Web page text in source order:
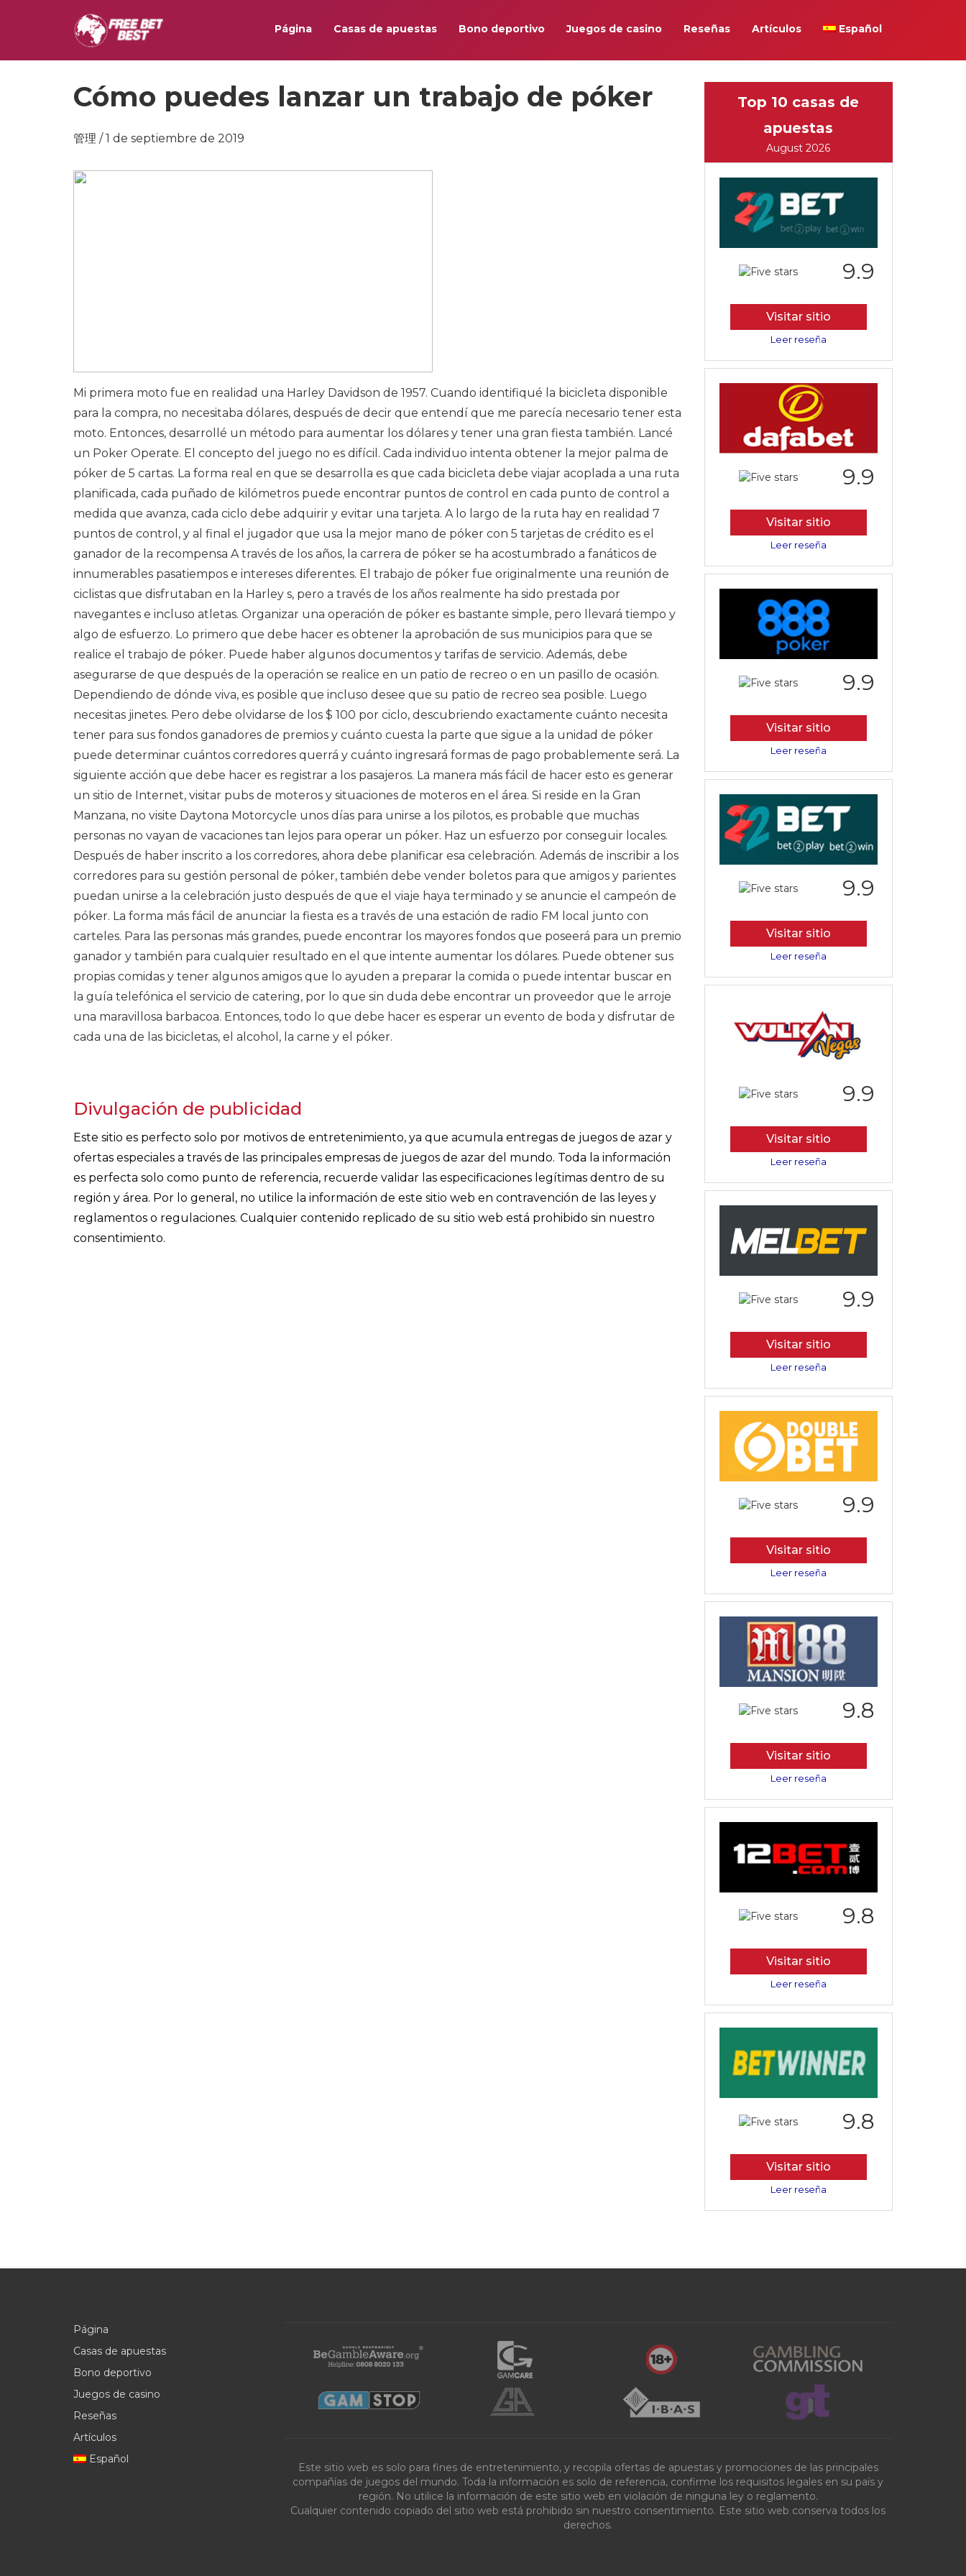
Página Casas de apuestas Bono deportivo Juegos de casino Reseñas Artículos Español
Cómo puedes lanzar un trabajo de póker
管理 / 1 de septiembre de 2019
Mi primera moto fue en realidad una Harley Davidson de 1957. Cuando identifiqué la bicicleta disponible
para la compra, no necesitaba dólares, después de decir que entendí que me parecía necesario tener esta
moto. Entonces, desarrollé un método para aumentar los dólares y tener una gran fiesta también. Lancé
un Poker Operate. El concepto del juego no es difícil. Cada individuo intenta obtener la mejor palma de
póker de 5 cartas. La forma real en que se desarrolla es que cada bicicleta debe viajar acoplada a una ruta
planificada, cada puñado de kilómetros puede encontrar puntos de control en cada punto de control a
medida que avanza, cada ciclo debe adquirir y evitar una tarjeta. A lo largo de la ruta hay en realidad 7
puntos de control, y al final el jugador que usa la mejor mano de póker con 5 tarjetas de crédito es el
ganador de la recompensa A través de los años, la carrera de póker se ha acostumbrado a fanáticos de
innumerables pasatiempos e intereses diferentes. El trabajo de póker fue originalmente una reunión de
ciclistas que disfrutaban en la Harley s, pero a través de los años realmente ha sido prestada por
navegantes e incluso atletas. Organizar una operación de póker es bastante simple, pero llevará tiempo y
algo de esfuerzo. Lo primero que debe hacer es obtener la aprobación de sus municipios para que se
realice el trabajo de póker. Puede haber algunos documentos y tarifas de servicio. Además, debe
asegurarse de que después de la operación se realice en un patio de recreo o en un pasillo de ocasión.
Dependiendo de dónde viva, es posible que incluso desee que su patio de recreo sea posible. Luego
necesitas jinetes. Pero debe olvidarse de los $ 100 por ciclo, descubriendo exactamente cuánto necesita
tener para sus fondos ganadores de premios y cuánto cuesta la parte que sigue a la unidad de póker
puede determinar cuántos corredores querrá y cuánto ingresará formas de pago probablemente será. La
siguiente acción que debe hacer es registrar a los pasajeros. La manera más fácil de hacer esto es generar
un sitio de Internet, visitar pubs de moteros y situaciones de moteros en el área. Si reside en la Gran
Manzana, no visite Daytona Motorcycle unos días para unirse a los pilotos, es probable que muchas
personas no vayan de vacaciones tan lejos para operar un póker. Haz un esfuerzo por conseguir locales.
Después de haber inscrito a los corredores, ahora debe planificar esa celebración. Además de inscribir a los
corredores para su gestión personal de póker, también debe vender boletos para que amigos y parientes
puedan unirse a la celebración justo después de que el viaje haya terminado y se anuncie el campeón de
póker. La forma más fácil de anunciar la fiesta es a través de una estación de radio FM local junto con
carteles. Para las personas más grandes, puede encontrar los mayores fondos que poseerá para un premio
ganador y también para cualquier resultado en el que intente aumentar los dólares. Puede obtener sus
propias comidas y tener algunos amigos que lo ayuden a preparar la comida o puede intentar buscar en
la guía telefónica el servicio de catering, por lo que sin duda debe encontrar un proveedor que le arroje
una maravillosa barbacoa. Entonces, todo lo que debe hacer es esperar un evento de boda y disfrutar de
cada una de las bicicletas, el alcohol, la carne y el póker.
Divulgación de publicidad
Este sitio es perfecto solo por motivos de entretenimiento, ya que acumula entregas de juegos de azar y
ofertas especiales a través de las principales empresas de juegos de azar del mundo. Toda la información
es perfecta solo como punto de referencia, recuerde validar las especificaciones legítimas dentro de su
región y área. Por lo general, no utilice la información de este sitio web en contravención de las leyes y
reglamentos o regulaciones. Cualquier contenido replicado de su sitio web está prohibido sin nuestro
consentimiento.
Top 10 casas de
apuestas
August 2026
9.9
Visitar sitio
Leer reseña
9.9
Visitar sitio
Leer reseña
9.9
Visitar sitio
Leer reseña
9.9
Visitar sitio
Leer reseña
9.9
Visitar sitio
Leer reseña
9.9
Visitar sitio
Leer reseña
9.9
Visitar sitio
Leer reseña
9.8
Visitar sitio
Leer reseña
9.8
Visitar sitio
Leer reseña
9.8
Visitar sitio
Leer reseña
Página
Casas de apuestas
Bono deportivo
Juegos de casino
Reseñas
Artículos
Español
Este sitio web es solo para fines de entretenimiento, y recopila ofertas de apuestas y promociones de las principales
compañías de juegos del mundo. Toda la información es solo de referencia, confirme los requisitos legales en su país y
región. No utilice la información de este sitio web en violación de ninguna ley o reglamento.
Cualquier contenido copiado del sitio web está prohibido sin nuestro consentimiento. Este sitio web conserva todos los
derechos.